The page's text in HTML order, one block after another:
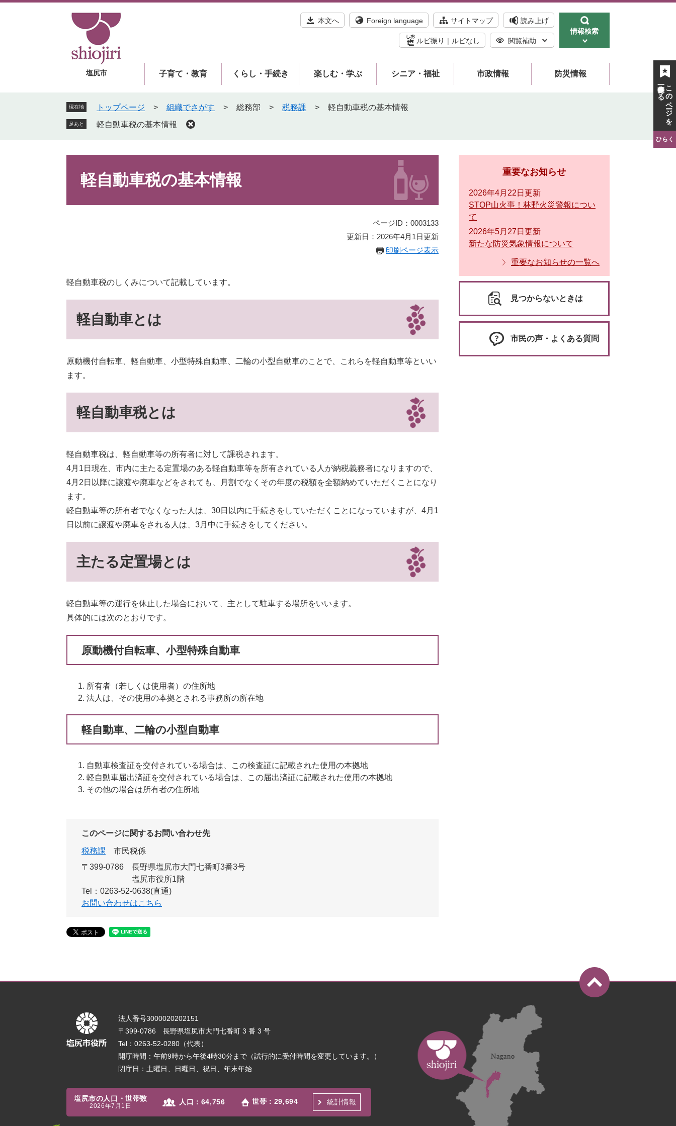
塩尻市
本文へ Foreign language サイトマップ 読み上げ
ルビ振り ルビなし 閲覧補助
情報検索
子育て・教育 くらし・手続き 楽しむ・学ぶ シニア・福祉 市政情報 防災情報
現在地 トップページ > 組織でさがす > 総務部 > 税務課 > 軽自動車税の基本情報
足あと 軽自動車税の基本情報
軽自動車税の基本情報
ページID：0003133
更新日：2026年4月1日更新
印刷ページ表示
軽自動車税のしくみについて記載しています。
軽自動車とは
原動機付自転車、軽自動車、小型特殊自動車、二輪の小型自動車のことで、これらを軽自動車等といい
ます。
軽自動車税とは
軽自動車税は、軽自動車等の所有者に対して課税されます。
4月1日現在、市内に主たる定置場のある軽自動車等を所有されている人が納税義務者になりますので、
4月2日以降に譲渡や廃車などをされても、月割でなくその年度の税額を全額納めていただくことになり
ます。
軽自動車等の所有者でなくなった人は、30日以内に手続きをしていただくことになっていますが、4月1
日以前に譲渡や廃車をされる人は、3月中に手続きをしてください。
主たる定置場とは
軽自動車等の運行を休止した場合において、主として駐車する場所をいいます。
具体的には次のとおりです。
原動機付自転車、小型特殊自動車
所有者（若しくは使用者）の住所地
法人は、その使用の本拠とされる事務所の所在地
軽自動車、二輪の小型自動車
自動車検査証を交付されている場合は、この検査証に記載された使用の本拠地
軽自動車届出済証を交付されている場合は、この届出済証に記載された使用の本拠地
その他の場合は所有者の住所地
このページに関するお問い合わせ先
税務課
市民税係
〒399-0786
長野県塩尻市大門七番町3番3号
塩尻市役所1階
Tel：0263-52-0638(直通)
お問い合わせはこちら
重要なお知らせ
2026年4月22日更新
STOP山火事！林野火災警報につい
て
2026年5月27日更新
新たな防災気象情報について
重要なお知らせの一覧へ
見つからないときは
市民の声・よくある質問
法人番号3000020202151
〒399-0786 長野県塩尻市大門七番町 3 番 3 号
Tel：0263-52-0280（代表）
開庁時間：午前9時から午後4時30分まで（試行的に受付時間を変更しています。）
閉庁日：土曜日、日曜日、祝日、年末年始
塩尻市の人口・世帯数
2026年7月1日 人口： 64,756 世帯： 29,694 統計情報
このページを
一時保存する
ひらく